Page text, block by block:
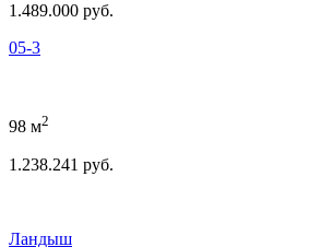
1.489.000 руб.
05-3
98 м2
1.238.241 руб.
Ландыш